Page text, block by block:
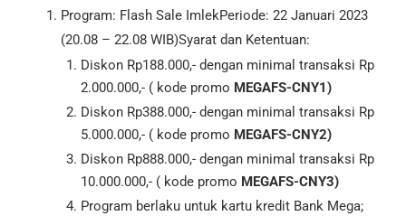
Program: Flash Sale ImlekPeriode: 22 Januari 2023
(20.08 – 22.08 WIB)Syarat dan Ketentuan:
Diskon Rp188.000,- dengan minimal transaksi Rp
2.000.000,- ( kode promo MEGAFS-CNY1 )
Diskon Rp388.000,- dengan minimal transaksi Rp
5.000.000,- ( kode promo MEGAFS-CNY2)
Diskon Rp888.000,- dengan minimal transaksi Rp
10.000.000,- ( kode promo MEGAFS-CNY3)
Program berlaku untuk kartu kredit Bank Mega;